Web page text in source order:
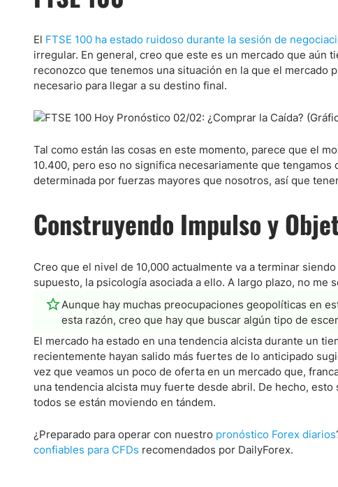
Peru
Panama
Latinoamérica
Nicaragua
Estados Unidos
IBEX 35
Todos los
Acciones
Banco Santander (SAN)
Todas las
El FTSE 100 ha estado ruidoso durante la sesión de
irregular. En general, creo que este es un mercado que aún
reconozco que tenemos una situación en la que el
necesario para llegar a su destino final.
Tal como están las cosas en este momento, parece que el
10.400, pero eso no significa necesariamente que
determinada por fuerzas mayores que nosotros, así que
Construyendo Impulso y
Creo que el nivel de 10,000 actualmente va a terminar
supuesto, la psicología asociada a ello. A largo plazo, no me
Aunque hay muchas preocupaciones geopolíticas en
esta razón, creo que hay que buscar algún tipo de
El mercado ha estado en una tendencia alcista durante un
recientemente hayan salido más fuertes de lo anticipado
vez que veamos un poco de oferta en un mercado que,
una tendencia alcista muy fuerte desde abril. De hecho,
todos se están moviendo en tándem.
¿Preparado para operar con nuestro pronóstico Forex diarios
confiables para CFDs recomendados por DailyForex.